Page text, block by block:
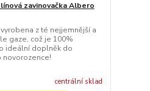
zavinovačka Albero
z té nejjemnější a
gaze, což je 100%
ideální doplněk do
novorozence!
centrální sklad